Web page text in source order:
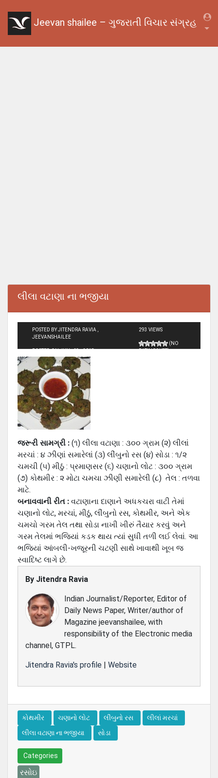
Jeevan shailee – ગુજરાતી વિચાર સંગ્રહ
લીલા વટાણા ના ભજીયા
POSTED BY JITENDRA RAVIA ,
JEEVANSHAILEE
POSTED ON JUN - 23 - 2018
293 VIEWS
(NO
RATINGS YET)
જરૂરી સામગ્રી : (૧) લીલા વટાણા : ૩૦૦ ગ્રામ (૨) લીલાં
મરચાં : ૪ ઝીણાં સમારેલાં (૩) લીંબુનો રસ (૪) સોડા : ૧/૨
ચમચી (૫) મીઠું : પ્રમાણસર (૬) ચણાનો લોટ : ૩૦૦ ગ્રામ
(૭) કોથમીર : ૨ મોટા ચમચા ઝીણી સમારેલી (૮) તેલ : તળવા
માટે.
બનાવવાની રીત : વટાણાના દાણાને અધકચરા વાટી તેમાં
ચણાનો લોટ, મરચાં, મીઠું, લીંબુનો રસ, કોથમીર, અને એક
ચમચો ગરમ તેલ તથા સોડા નાખી ખીરું તૈયાર કરવું અને
ગરમ તેલમાં ભજિયાં કડક થાય ત્‍યાં સુધી તળી લઈ લેવાં. આ
ભજિયાં આંબલી-ખજૂરની ચટણી સાથે ખાવાથી ખૂબ જ
સ્વાદિષ્‍ટ લાગે છે.
By Jitendra Ravia
Indian Journalist/Reporter, Editor of
Daily News Paper, Writer/author of
Magazine jeevanshailee, with
responsibility of the Electronic media
channel, GTPL.
Jitendra Ravia's profile | Website
કોથમીર ચણાનો લોટ લીંબુનો રસ
લીલાં મરચાં
લીલા વટાણા ના ભજીયા
સોડા
Categories
રસોઇ